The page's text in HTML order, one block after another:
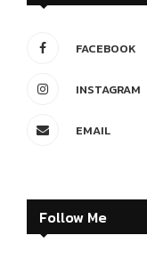
FACEBOOK
INSTAGRAM
EMAIL
Follow Me